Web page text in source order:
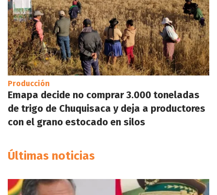
Producción
Emapa decide no comprar 3.000 toneladas
de trigo de Chuquisaca y deja a productores
con el grano estocado en silos
Últimas noticias